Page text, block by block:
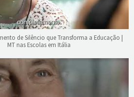
de Silêncio que Transforma a Educação |
MT nas Escolas em Itália